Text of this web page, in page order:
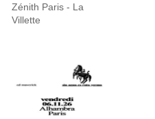
Zénith Paris - La
Villette